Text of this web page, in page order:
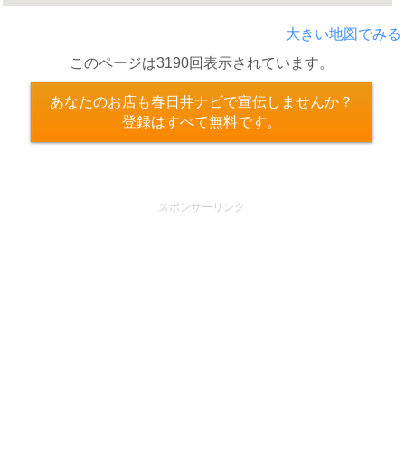
大きい地図でみる
このページは3190回表示されています。
あなたのお店も春日井ナビで宣伝しませんか？
登録はすべて無料です。
スポンサーリンク